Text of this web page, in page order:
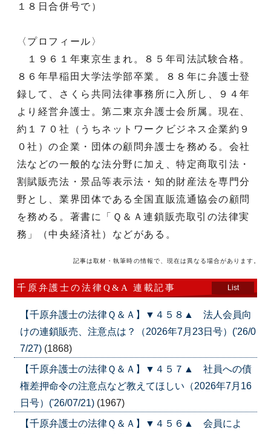
１８日合併号で）
〈プロフィール〉
１９６１年東京生まれ。８５年司法試験合格。
８６年早稲田大学法学部卒業。８８年に弁護士登
録して、さくら共同法律事務所に入所し、９４年
より経営弁護士。第二東京弁護士会所属。現在、
約１７０社（うちネットワークビジネス企業約９
０社）の企業・団体の顧問弁護士を務める。会社
法などの一般的な法分野に加え、特定商取引法・
割賦販売法・景品等表示法・知的財産法を専門分
野とし、業界団体である全国直販流通協会の顧問
を務める。著書に「Ｑ＆Ａ連鎖販売取引の法律実
務」（中央経済社）などがある。
記事は取材・執筆時の情報で、現在は異なる場合があります。
千原弁護士の法律Q&A 連載記事 List
【千原弁護士の法律Ｑ＆Ａ】▼４５８▲ 法人会員向
けの連鎖販売、注意点は？（2026年7月23日号）('26/0
7/27) (1868)
【千原弁護士の法律Ｑ＆Ａ】▼４５７▲ 社員への債
権差押命令の注意点など教えてほしい（2026年7月16
日号）('26/07/21) (1967)
【千原弁護士の法律Ｑ＆Ａ】▼４５６▲ 会員によ